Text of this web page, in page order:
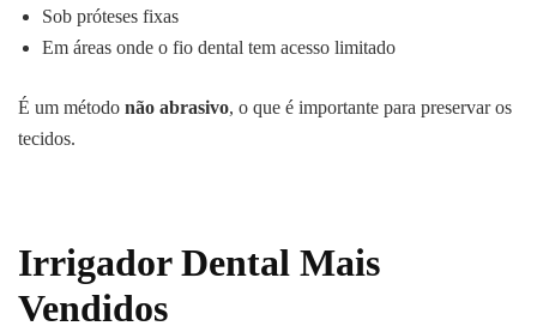
Sob próteses fixas
Em áreas onde o fio dental tem acesso limitado
É um método não abrasivo, o que é importante para preservar os
tecidos.
Irrigador Dental Mais
Vendidos